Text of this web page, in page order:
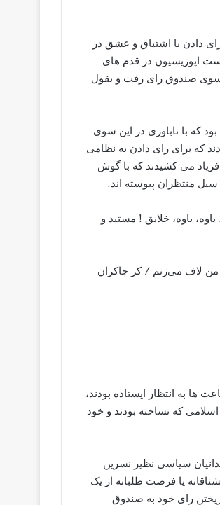
دادن با اشتیاق و عشق در
اپوزیسیون در قدم های
بسوی صندوق رای رفت و بقول
که با ناباوری در این سوی
که برای رای دادن به نظامی
فریاد می کشیدند که با گوش
سیل منتظران پیوسته اند.
یاوه، خلایق ! مستید و
لاف می‌زنم / کز چاکران
به انتظار ایستاده بودند،
که نساخته بودند و خود
سیاسی نظیر نسرین
یا فرصت طلبانه از یک
رای خود به صندوق